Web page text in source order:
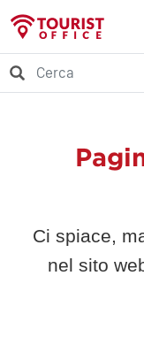
Ci spiace,
nel sito